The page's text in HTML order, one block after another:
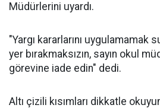
Müdürlerini uyardı.
"Yargı kararlarını uygulamamak
yer bırakmaksızın, sayın okul
görevine iade edin" dedi.
Altı çizili kısımları dikkatle